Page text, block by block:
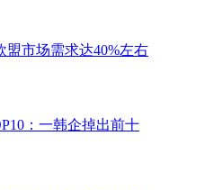
盟市场需求达40%左右
：一韩企掉出前十